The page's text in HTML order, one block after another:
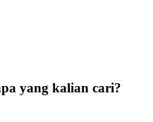
yang kalian cari?